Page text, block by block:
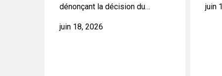
surveillance,
dénonçant la décision du…
juin 18, 2026
juin